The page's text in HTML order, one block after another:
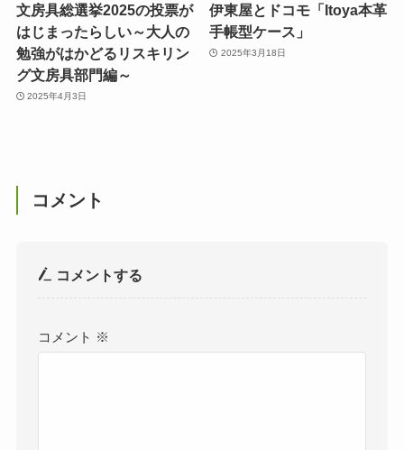
文房具総選挙2025の投票が
はじまったらしい～大人の
勉強がはかどるリスキリン
グ文房具部門編～
2025年4月3日
伊東屋とドコモ「Itoya本革
手帳型ケース」
2025年3月18日
コメント
コメントする
コメント ※